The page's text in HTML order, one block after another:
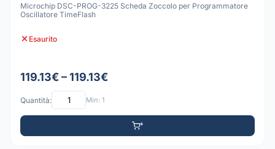
Microchip DSC-PROG-3225 Scheda Zoccolo per Programmatore
Oscillatore TimeFlash
Esaurito
119.13€ – 119.13€
Quantità: Min: 1